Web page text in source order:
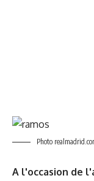
Photo
A l'occasion de